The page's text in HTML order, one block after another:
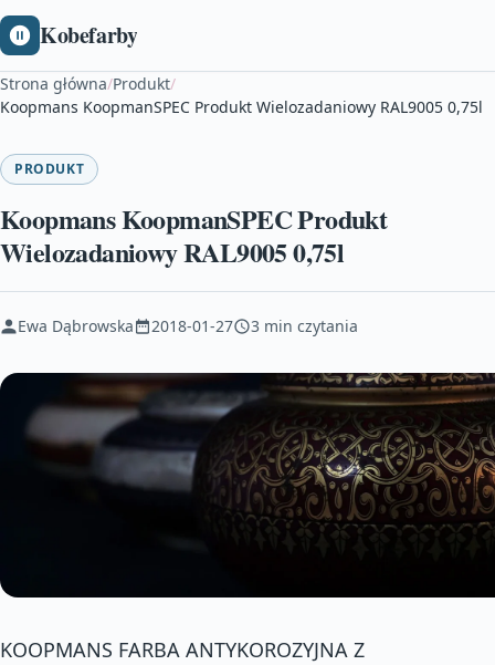
Kobefarby
Strona główna/Produkt/
Koopmans KoopmanSPEC Produkt Wielozadaniowy RAL9005 0,75l
PRODUKT
Koopmans KoopmanSPEC Produkt
Wielozadaniowy RAL9005 0,75l
Ewa Dąbrowska 2018-01-27 3 min czytania
KOOPMANS FARBA ANTYKOROZYJNA Z